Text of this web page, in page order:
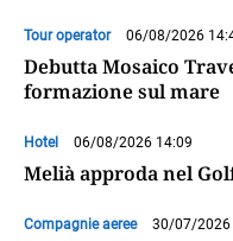
Tour operator 06/08/2026
Debutta Mosaico
formazione sul mare
Hotel 06/08/2026 14:09
Melià approda nel
Compagnie aeree 30/07/2026